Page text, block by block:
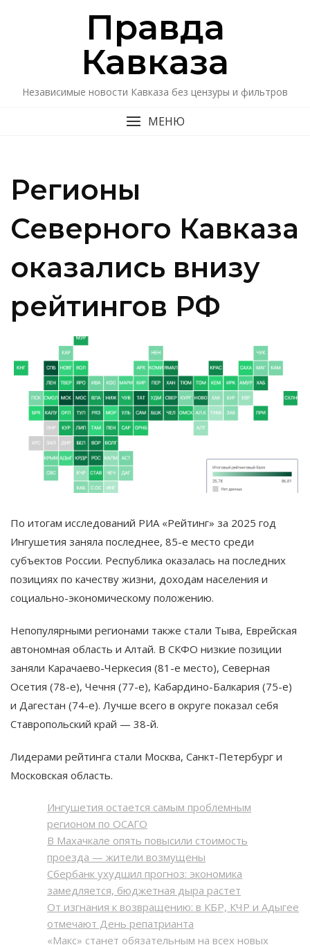
Правда
Кавказa
Независимые новости Кавказа без цензуры и фильтров
МЕНЮ
Регионы
Северного Кавказа
оказались внизу
рейтингов РФ
По итогам исследований РИА «Рейтинг» за 2025 год
Ингушетия заняла последнее, 85-е место среди
субъектов России. Республика оказалась на последних
позициях по качеству жизни, доходам населения и
социально-экономическому положению.
Непопулярными регионами также стали Тыва, Еврейская
автономная область и Алтай. В СКФО низкие позиции
заняли Карачаево-Черкесия (81-е место), Северная
Осетия (78-е), Чечня (77-е), Кабардино-Балкария (75-е)
и Дагестан (74-е). Лучше всего в округе показал себя
Ставропольский край — 38-й.
Лидерами рейтинга стали Москва, Санкт-Петербург и
Московская область.
Ингушетия остается самым проблемным
регионом по ОСАГО
В Махачкале опять повысили стоимость
проезда — жители возмущены
Сбербанк ухудшил прогноз: экономика
замедляется, бюджетная дыра растет
От изгнания к возвращению: в КБР, КЧР и Адыгее
отмечают День репатрианта
«Макс» станет обязательным на всех новых